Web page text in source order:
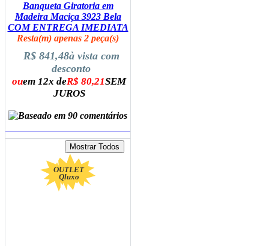
Banqueta Giratoria em
Madeira Maciça 3923 Bela
COM ENTREGA IMEDIATA
Resta(m) apenas 2 peça(s)
R$ 841,48à vista com
desconto
ouem 12x deR$ 80,21SEM
JUROS
OUTLET
Qluxo